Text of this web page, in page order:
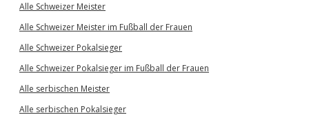
Alle Schweizer Meister
Alle Schweizer Meister im Fußball der Frauen
Alle Schweizer Pokalsieger
Alle Schweizer Pokalsieger im Fußball der Frauen
Alle serbischen Meister
Alle serbischen Pokalsieger